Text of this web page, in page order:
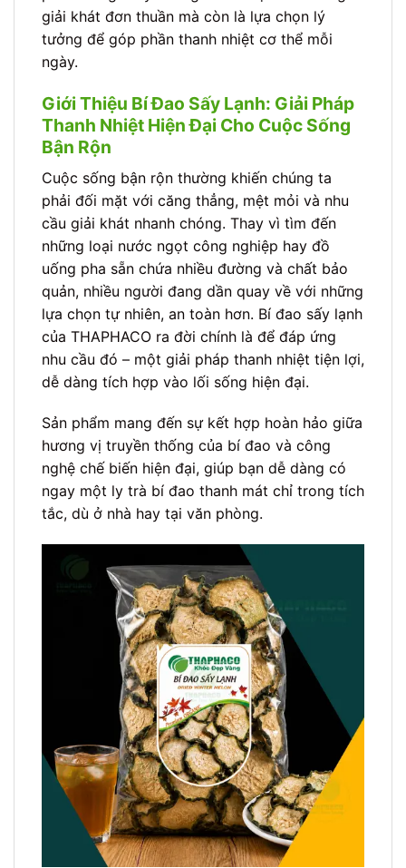
giải khát đơn thuần mà còn là lựa chọn lý
tưởng để góp phần thanh nhiệt cơ thể mỗi
ngày.
Giới Thiệu Bí Đao Sấy Lạnh: Giải Pháp
Thanh Nhiệt Hiện Đại Cho Cuộc Sống
Bận Rộn
Cuộc sống bận rộn thường khiến chúng ta
phải đối mặt với căng thẳng, mệt mỏi và nhu
cầu giải khát nhanh chóng. Thay vì tìm đến
những loại nước ngọt công nghiệp hay đồ
uống pha sẵn chứa nhiều đường và chất bảo
quản, nhiều người đang dần quay về với những
lựa chọn tự nhiên, an toàn hơn. Bí đao sấy lạnh
của THAPHACO ra đời chính là để đáp ứng
nhu cầu đó – một giải pháp thanh nhiệt tiện lợi,
dễ dàng tích hợp vào lối sống hiện đại.
Sản phẩm mang đến sự kết hợp hoàn hảo giữa
hương vị truyền thống của bí đao và công
nghệ chế biến hiện đại, giúp bạn dễ dàng có
ngay một ly trà bí đao thanh mát chỉ trong tích
tắc, dù ở nhà hay tại văn phòng.